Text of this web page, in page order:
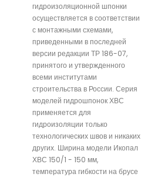
гидроизоляционной шпонки
осуществляется в соответствии
с монтажными схемами,
приведенными в последней
версии редакции ТР 186-07,
принятого и утвержденного
всеми институтами
строительства в России. Серия
моделей гидрошпонок ХВС
применяется для
гидроизоляции только
технологических швов и никаких
других. Ширина модели Икопал
ХВС 150/1 - 150 мм,
температура гибкости на брусе